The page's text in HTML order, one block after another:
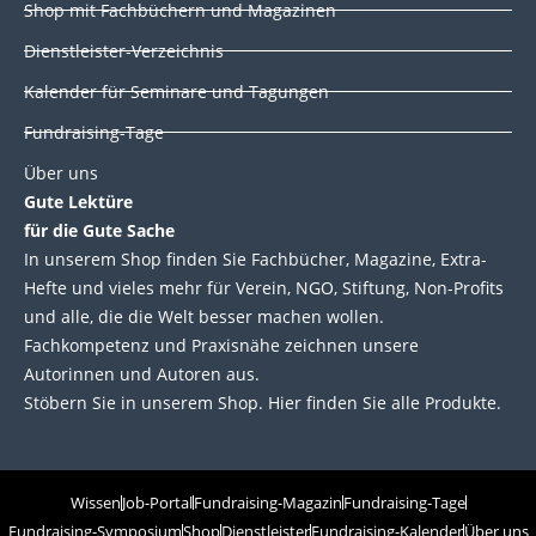
Shop mit Fachbüchern und Magazinen
Dienstleister-Verzeichnis
Kalender für Seminare und Tagungen
Fundraising-Tage
Über uns
Gute Lektüre
für die Gute Sache
In unserem Shop finden Sie Fachbücher, Magazine, Extra-
Hefte und vieles mehr für Verein, NGO, Stiftung, Non-Profits
und alle, die die Welt besser machen wollen.
Fachkompetenz und Praxisnähe zeichnen unsere
Autorinnen und Autoren aus.
Stöbern Sie in unserem Shop. Hier finden Sie alle Produkte.
WissenJob-PortalFundraising-MagazinFundraising-Tage
Fundraising-SymposiumShopDienstleisterFundraising-KalenderÜber uns